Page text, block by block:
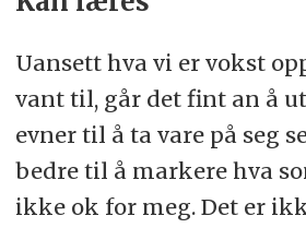
Uansett hva vi er vokst
vant til, går det fint an å
evner til å ta vare på seg
bedre til å markere hva
ikke ok for meg. Det er